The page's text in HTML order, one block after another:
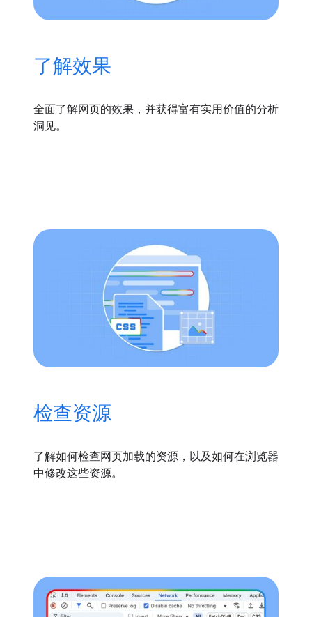
了解效果
全面了解网页的效果，并获得富有实用价值的分析
洞见。
检查资源
了解如何检查网页加载的资源，以及如何在浏览器
中修改这些资源。